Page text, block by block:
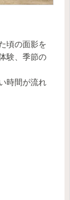
頃の面影を
験、季節の
時間が流れ